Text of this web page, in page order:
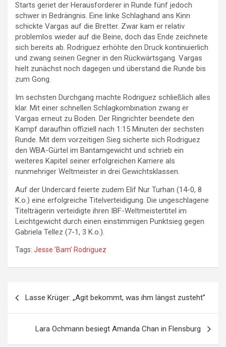
Starts geriet der Herausforderer in Runde fünf jedoch
schwer in Bedrängnis. Eine linke Schlaghand ans Kinn
schickte Vargas auf die Bretter. Zwar kam er relativ
problemlos wieder auf die Beine, doch das Ende zeichnete
sich bereits ab. Rodriguez erhöhte den Druck kontinuierlich
und zwang seinen Gegner in den Rückwärtsgang. Vargas
hielt zunächst noch dagegen und überstand die Runde bis
zum Gong.
Im sechsten Durchgang machte Rodriguez schließlich alles
klar. Mit einer schnellen Schlagkombination zwang er
Vargas erneut zu Boden. Der Ringrichter beendete den
Kampf daraufhin offiziell nach 1:15 Minuten der sechsten
Runde. Mit dem vorzeitigen Sieg sicherte sich Rodriguez
den WBA-Gürtel im Bantamgewicht und schrieb ein
weiteres Kapitel seiner erfolgreichen Karriere als
nunmehriger Weltmeister in drei Gewichtsklassen.
Auf der Undercard feierte zudem Elif Nur Turhan (14-0, 8
K.o.) eine erfolgreiche Titelverteidigung. Die ungeschlagene
Titelträgerin verteidigte ihren IBF-Weltmeistertitel im
Leichtgewicht durch einen einstimmigen Punktsieg gegen
Gabriela Tellez (7-1, 3 K.o.).
Tags: Jesse ’Bam’ Rodriguez
Lasse Krüger: „Agit bekommt, was ihm längst zusteht”
Lara Ochmann besiegt Amanda Chan in Flensburg